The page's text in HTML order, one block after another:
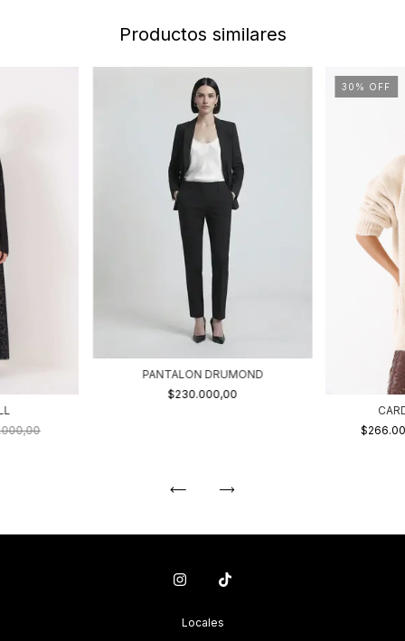
Productos similares
PANTALON DRUMOND
$230.000,00
30 % OFF
Locales